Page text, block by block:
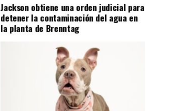
Jackson obtiene una orden judicial para
detener la contaminación del agua en
la planta de Brenntag